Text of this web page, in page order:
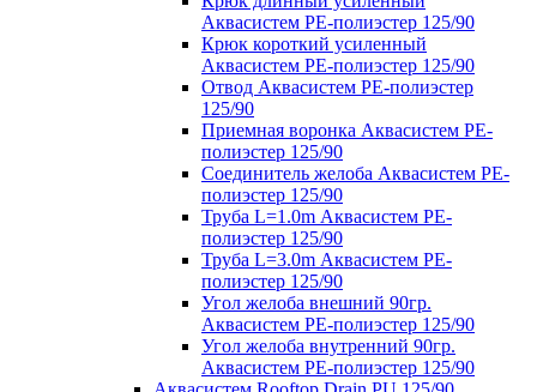
Аквасистем PE-полиэстер 125/90
Крюк короткий усиленный
Аквасистем PE-полиэстер 125/90
Отвод Аквасистем РЕ-полиэстер
125/90
Приемная воронка Аквасистем PE-
полиэстер 125/90
Соединитель желоба Аквасистем PE-
полиэстер 125/90
Труба L=1.0m Аквасистем PE-
полиэстер 125/90
Труба L=3.0m Аквасистем PE-
полиэстер 125/90
Угол желоба внешний 90гр.
Аквасистем PE-полиэстер 125/90
Угол желоба внутренний 90гр.
Аквасистем PE-полиэстер 125/90